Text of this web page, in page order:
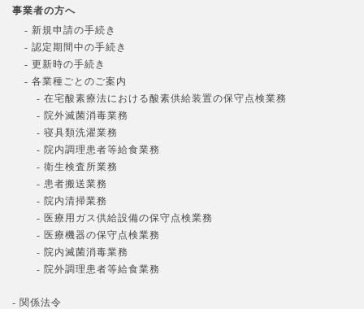
事業者の方へ
- 新規申請の手続き
- 認定期間中の手続き
- 更新時の手続き
- 各業種ごとのご案内
- 在宅酸素療法における酸素供給装置の保守点検業務
- 院外滅菌消毒業務
- 寝具類洗濯業務
- 院内調理患者等給食業務
- 衛生検査所業務
- 患者搬送業務
- 院内清掃業務
- 医療用ガス供給設備の保守点検業務
- 医療機器の保守点検業務
- 院内滅菌消毒業務
- 院外調理患者等給食業務
- 関係法令